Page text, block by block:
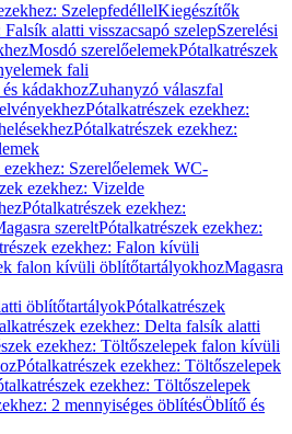
SzelepfedéllelKiegészítők
alatti visszacsapó szelepSzerelési
Mosdó szerelőelemekPótalkatrészek
fali
kádakhozZuhanyzó válaszfal
Pótalkatrészek ezekhez:
Pótalkatrészek ezekhez:
ezekhez: Szerelőelemek WC-
ezekhez: Vizelde
Pótalkatrészek ezekhez:
szereltPótalkatrészek ezekhez:
ezekhez: Falon kívüli
falon kívüli öblítőtartályokhozMagasra
öblítőtartályokPótalkatrészek
ezekhez: Delta falsík alatti
ezekhez: Töltőszelepek falon kívüli
Pótalkatrészek ezekhez: Töltőszelepek
ezekhez: Töltőszelepek
2 mennyiséges öblítésÖblítő és